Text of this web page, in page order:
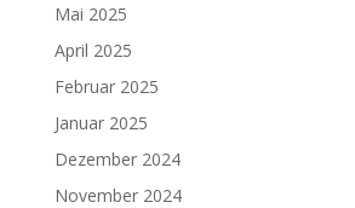
Mai 2025
April 2025
Februar 2025
Januar 2025
Dezember 2024
November 2024